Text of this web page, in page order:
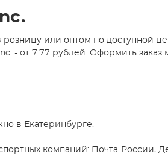
розницу или оптом по доступной
- от 7.77 рублей. Оформить заказ
в Екатеринбурге.
компаний: Почта-России,